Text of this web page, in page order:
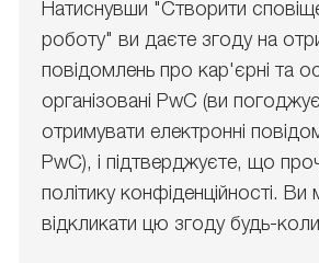
Натиснувши "Створити
роботу" ви даєте згоду на
повідомлень про кар'єрні та
організовані PwC (ви
отримувати електронні
PwC), і підтверджуєте, що
політику конфіденційності.
відкликати цю згоду будь-